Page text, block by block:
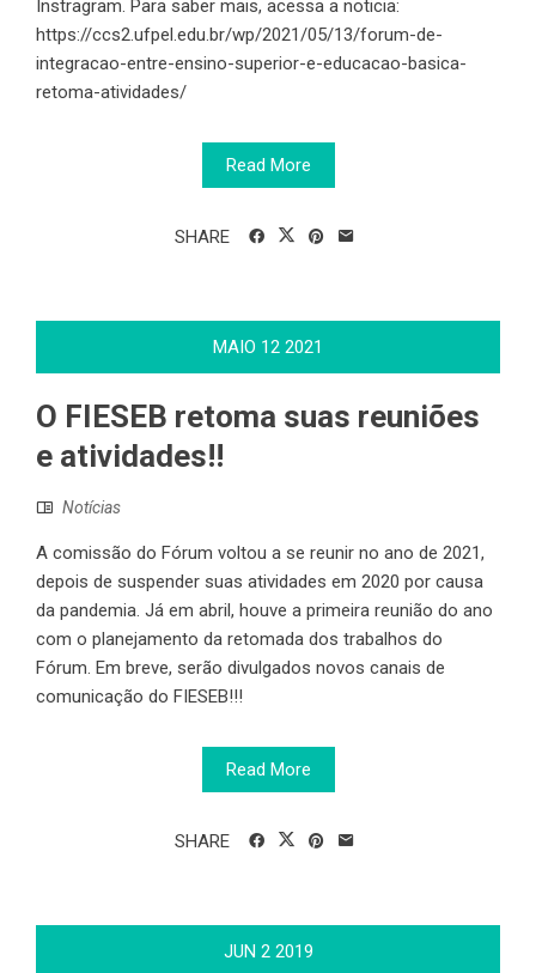
Instragram. Para saber mais, acessa a noticia:
https://ccs2.ufpel.edu.br/wp/2021/05/13/forum-de-
integracao-entre-ensino-superior-e-educacao-basica-
retoma-atividades/
Read More
SHARE
MAIO 12 2021
O FIESEB retoma suas reuniões
e atividades!!
Notícias
A comissão do Fórum voltou a se reunir no ano de 2021,
depois de suspender suas atividades em 2020 por causa
da pandemia. Já em abril, houve a primeira reunião do ano
com o planejamento da retomada dos trabalhos do
Fórum. Em breve, serão divulgados novos canais de
comunicação do FIESEB!!!
Read More
SHARE
JUN 2 2019